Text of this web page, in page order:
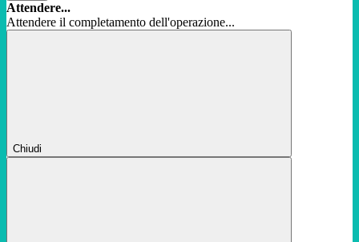
Attendere...
Attendere il completamento dell'operazione...
Chiudi